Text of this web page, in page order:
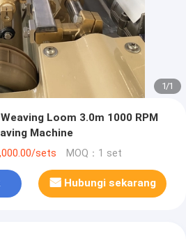
1/1
Loom 3.0m 1000 RPM
Machine
sets MOQ：1 set
Hubungi sekarang